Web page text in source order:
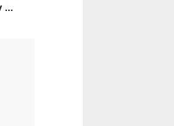
...